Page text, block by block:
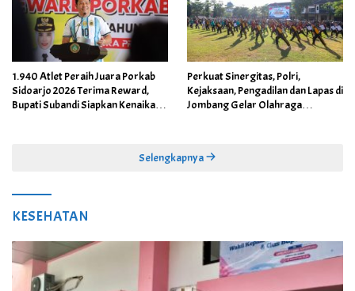
1.940 Atlet Peraih Juara Porkab
Sidoarjo 2026 Terima Reward,
Bupati Subandi Siapkan Kenaikan
Perkuat Sinergitas, Polri,
Kejaksaan, Pengadilan dan Lapas di
Jombang Gelar Olahraga
Selengkapnya
KESEHATAN